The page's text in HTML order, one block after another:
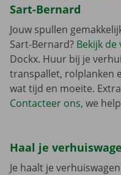
Sart-Bernard
Jouw spullen
Sart-Bernard? Bekijk
Dockx. Huur bij je
transpallet, rolplanken
wat tijd en moeite.
Contacteer ons, we
Haal je
Je haalt je